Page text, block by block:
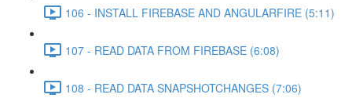
106 - INSTALL FIREBASE AND ANGULARFIRE (5:11)
107 - READ DATA FROM FIREBASE (6:08)
108 - READ DATA SNAPSHOTCHANGES (7:06)